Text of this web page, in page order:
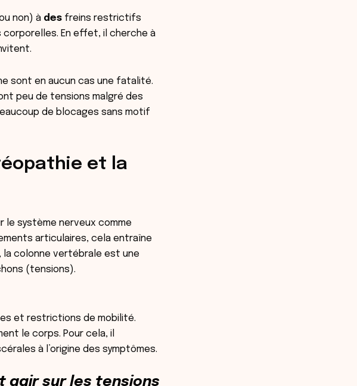
non) à des freins restrictifs
En effet, il cherche à
sont en aucun cas une fatalité.
peu de tensions malgré des
de blocages sans motif
et la
le système nerveux comme
articulaires, cela entraîne
la colonne vertébrale est une
(tensions).
et restrictions de mobilité.
le corps. Pour cela, il
à l’origine des symptômes.
agir sur les tensions